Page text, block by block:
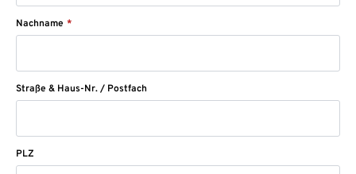
Nachname *
Straße & Haus-Nr. / Postfach
PLZ